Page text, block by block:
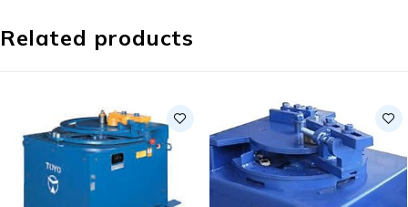
Related products